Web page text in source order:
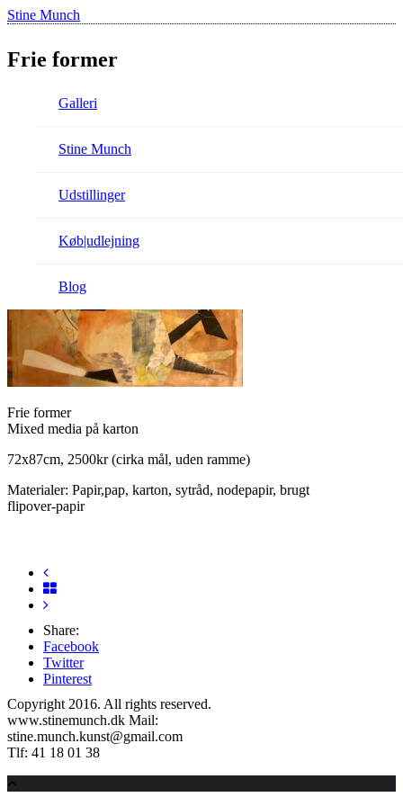
Stine Munch
Galleri
Stine Munch
Udstillinger
Køb|udlejning
Blog
Frie former
Frie former
Mixed media på karton
72x87cm, 2500kr (cirka mål, uden ramme)
Materialer: Papir,pap, karton, sytråd, nodepapir, brugt
flipover-papir
Share:
Facebook
Twitter
Pinterest
Copyright 2016. All rights reserved.
www.stinemunch.dk Mail:
stine.munch.kunst@gmail.com
Tlf: 41 18 01 38